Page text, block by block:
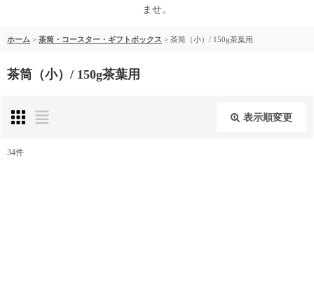
ませ。
ホーム > 茶筒・コースター・ギフトボックス > 茶筒（小）/ 150g茶葉用
茶筒（小）/ 150g茶葉用
表示順変更
34件